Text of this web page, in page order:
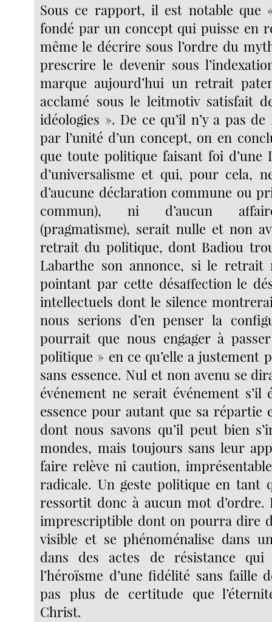
Sous ce rapport, il est notable que
fondé par un concept qui puisse en
même le décrire sous l’ordre du
prescrire le devenir sous
marque aujourd’hui un retrait
acclamé sous le leitmotiv satisfait
idéologies ». De ce qu’il n’y a pas
par l’unité d’un concept, on en
que toute politique faisant foi d’une
d’universalisme et qui, pour cela,
d’aucune déclaration commune ou
commun), ni d’aucun
(pragmatisme), serait nulle et non
retrait du politique, dont Badiou
Labarthe son annonce, si le retrait
pointant par cette désaffection le
intellectuels dont le silence
nous serions d’en penser la
pourrait que nous engager à
politique » en ce qu’elle a justement
sans essence. Nul et non avenu se
événement ne serait événement s’il
essence pour autant que sa répartie
dont nous savons qu’il peut bien
mondes, mais toujours sans leur
faire relève ni caution,
radicale. Un geste politique en tant
ressortit donc à aucun mot d’ordre.
imprescriptible dont on pourra dire
visible et se phénoménalise dans
dans des actes de résistance
l’héroïsme d’une fidélité sans faille
pas plus de certitude que
Christ.